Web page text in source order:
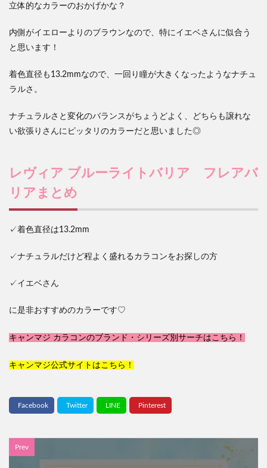
立体的なカラーのおかげかな？
内側がイエローよりのブラウンなので、特にイエベさんに似合う
と思います！
着色直径も13.2mmなので、一回り瞳が大きくなったようなナチュ
ラルさ。
ナチュラルさと変化のバランスがちょうどよく、どちらも譲れな
い欲張りさんにピッタリのカラーだと思いました◎
レヴィア ブルーライトバリア フレアバ
リアまとめ
✓着色直径は13.2mm
✓ナチュラルだけど程よく盛れるカラコンをお探しの方
✓イエベさん
に是非おすすめのカラーです♡
キャンマジ カラコンのブランド・シリーズ別サーチはこちら！
キャンマジ公式サイトはこちら！
Prev